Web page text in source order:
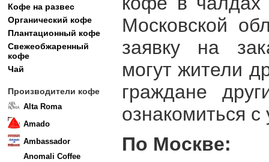
Кофе на развес
Органический кофе
Плантационный кофе
Свежеобжаренный
кофе
Чай
Производители кофе
Alta Roma
Amado
Ambassador
Anomali Coffee
Московской
заявку на
могут жители
граждане
ознакомиться
По Москве: